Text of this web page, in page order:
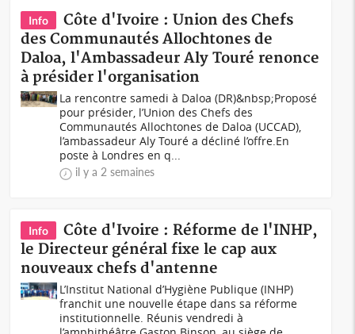
Info
Côte d'Ivoire : Union des Chefs
des Communautés Allochtones de
Daloa, l'Ambassadeur Aly Touré renonce
à présider l'organisation
La rencontre samedi à Daloa (DR)&nbsp;Proposé
pour présider, l’Union des Chefs des
Communautés Allochtones de Daloa (UCCAD),
l’ambassadeur Aly Touré a décliné l’offre.En
poste à Londres en q...
il y a 2 semaines
Info
Côte d'Ivoire : Réforme de l'INHP,
le Directeur général fixe le cap aux
nouveaux chefs d'antenne
L’Institut National d’Hygiène Publique (INHP)
franchit une nouvelle étape dans sa réforme
institutionnelle. Réunis vendredi à